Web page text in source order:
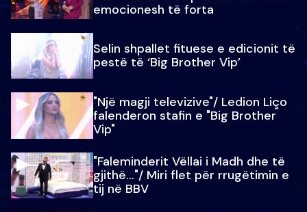
emocionesh të forta
Selin shpallet fituese e edicionit të
pestë të ‘Big Brother Vip’
"Një magji televizive"/ Ledion Liço
falenderon stafin e "Big Brother
Vip"
"Faleminderit Vëllai i Madh dhe të
gjithë…"/ Miri flet për rrugëtimin e
tij në BBV